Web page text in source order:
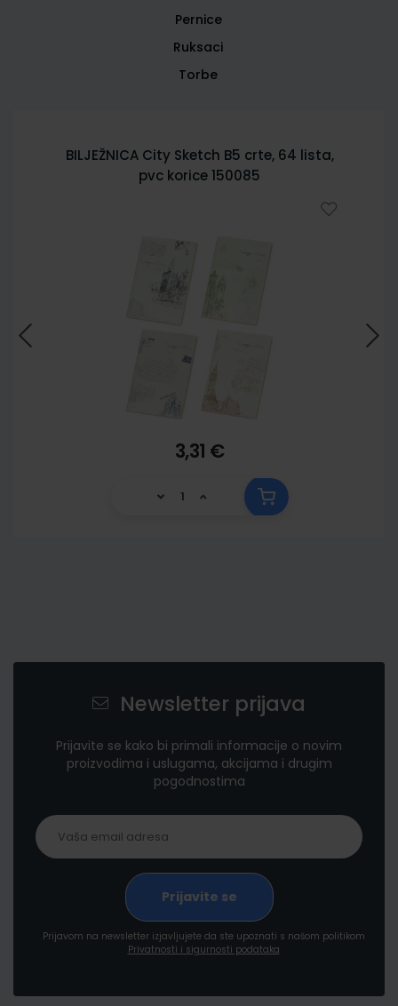
Pernice
Ruksaci
Torbe
BILJEŽNICA City Sketch B5 crte, 64 lista,
pvc korice 150085
3,31 €
Newsletter prijava
Prijavite se kako bi primali informacije o novim
proizvodima i uslugama, akcijama i drugim
pogodnostima
Prijavom na newsletter izjavljujete da ste upoznati s našom politikom
Privatnosti i sigurnosti podataka